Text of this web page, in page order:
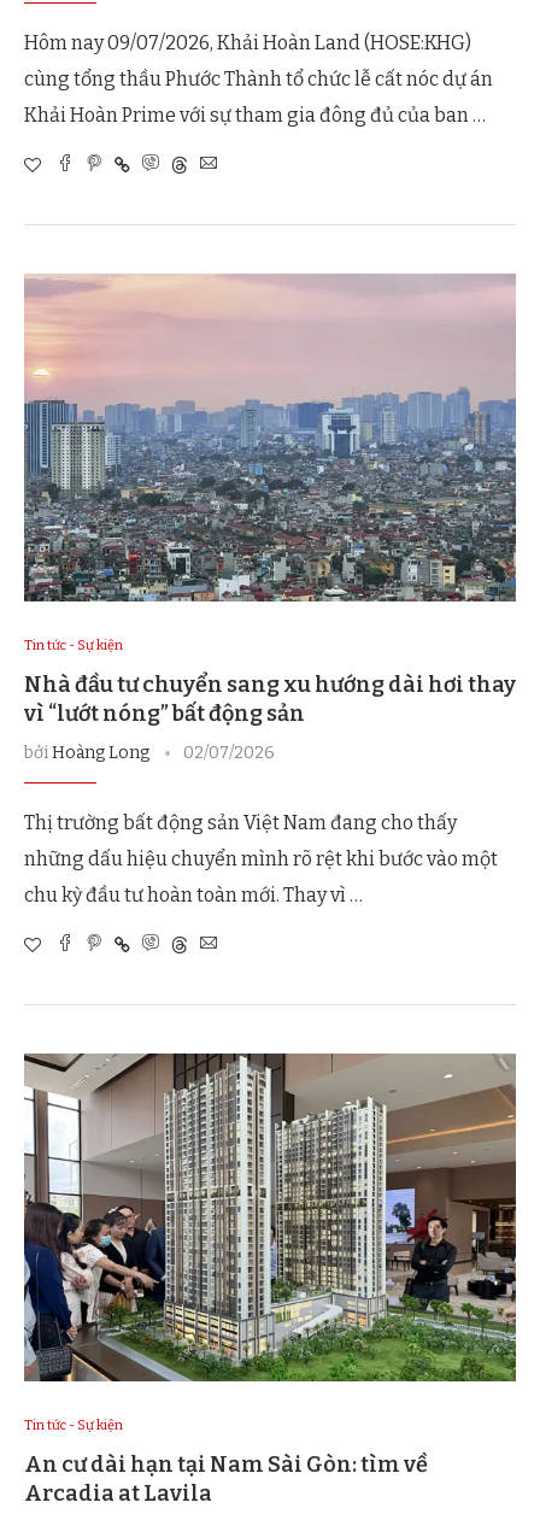
Hôm nay 09/07/2026, Khải Hoàn Land (HOSE:KHG)
cùng tổng thầu Phước Thành tổ chức lễ cất nóc dự án
Khải Hoàn Prime với sự tham gia đông đủ của ban …
Tin tức - Sự kiện
Nhà đầu tư chuyển sang xu hướng dài hơi thay
vì “lướt nóng” bất động sản
bởiHoàng Long 02/07/2026
Thị trường bất động sản Việt Nam đang cho thấy
những dấu hiệu chuyển mình rõ rệt khi bước vào một
chu kỳ đầu tư hoàn toàn mới. Thay vì …
Tin tức - Sự kiện
An cư dài hạn tại Nam Sài Gòn: tìm về
Arcadia at Lavila